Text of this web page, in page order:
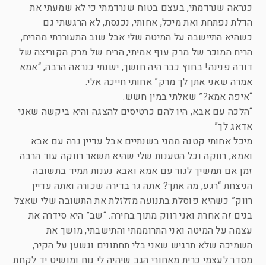
כנראה שנרדמתי, בעצם בטוח שנרדמתי כי לא שמעתי את
הדלת נפתחת ואת מיכל, אחותי, נכנסת, לא הרגשתי גם
כשהיא התיישבה על המיטה שלי אבל שוב התעוררתי מהריח,
הריח המוכר של מרק עוף אמיתי, הריח של מרק הקוריצה של
דודה פנינה! בחוץ כבר היה חושך, ישנתי כנראה הרבה, “אמא
אמרה שאני אתן לך מרק” אחותי חייכה אלי.
“איפה אמא?” שאלתי במין חשש.
“הלכה עם אבא, היו להם כרטיסים להצגה והיא ביקשה שאני
אדאג לך”
מיכל אחותי קטנה ממני בשנתיים אבל עדיין גרה עם אבא
ואמא, רווקה וכל הטענות שלי שהיא תשאר רווקה עוד הרבה
זמן אם תמשיך לגור עם אמא ואבא נענות תמיד בתשובה
הניצחת “רגע, מה אתך? אתה גר בדירה שכורה ואתה עדיין
רווק” כשהיא פוסלת בתנועה מזלזלת את התשובה שלי שאצל
בנים זה אחרת ואני רווק מתוך בחירה. “שב” היא סידרה את
עצמה על המיטה ואני התרוממתי והתישבתי, מושך את
השמיכה שלא תרגיש שאני בלי תחתונים ונשען על הקיר,
מסדר לעצמי כרית מאחורי הגב שיהיה לי נוח ומושיט יד לקחת